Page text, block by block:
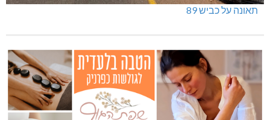
תאונה על כביש 89